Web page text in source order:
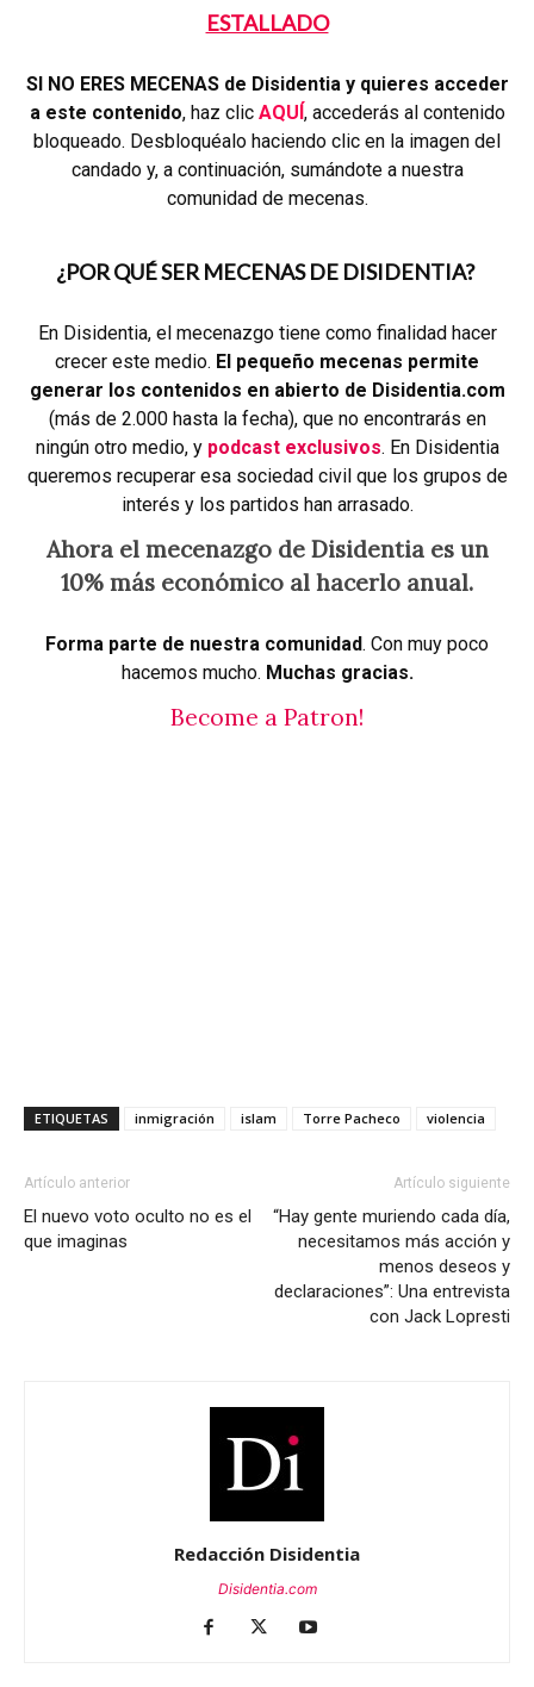
ESTALLADO
SI NO ERES MECENAS de Disidentia y quieres acceder
a este contenido, haz clic AQUÍ, accederás al contenido
bloqueado. Desbloquéalo haciendo clic en la imagen del
candado y, a continuación, sumándote a nuestra
comunidad de mecenas.
¿POR QUÉ SER MECENAS DE DISIDENTIA?
En Disidentia, el mecenazgo tiene como finalidad hacer
crecer este medio. El pequeño mecenas permite
generar los contenidos en abierto de Disidentia.com
(más de 2.000 hasta la fecha), que no encontrarás en
ningún otro medio, y podcast exclusivos. En Disidentia
queremos recuperar esa sociedad civil que los grupos de
interés y los partidos han arrasado.
Ahora el mecenazgo de Disidentia es un
10% más económico al hacerlo anual.
Forma parte de nuestra comunidad. Con muy poco
hacemos mucho. Muchas gracias.
Become a Patron!
ETIQUETAS inmigración islam Torre Pacheco violencia
Artículo anterior
El nuevo voto oculto no es el
que imaginas
Artículo siguiente
“Hay gente muriendo cada día,
necesitamos más acción y
menos deseos y
declaraciones”: Una entrevista
con Jack Lopresti
Redacción Disidentia
Disidentia.com